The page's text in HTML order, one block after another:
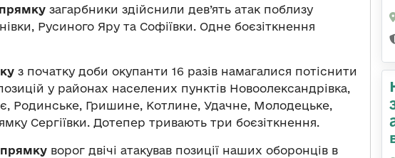
загарбники здійснили дев’ять атак поблизу
Русиного Яру та Софіївки. Одне боєзіткнення
з початку доби окупанти 16 разів намагалися потіснити
у районах населених пунктів Новоолександрівка,
Родинське, Гришине, Котлине, Удачне, Молодецьке,
Сергіївки. Дотепер тривають три боєзіткнення.
ворог двічі атакував позиції наших оборонців в